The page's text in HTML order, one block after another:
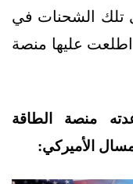
تلك الشحنات في
اطلعت عليها منصة
منصة الطاقة
الأميركي: